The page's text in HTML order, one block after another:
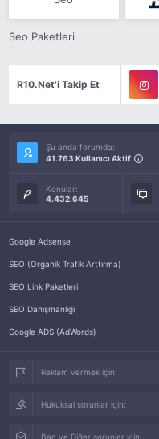
Seo Paketleri
R10.Net'i Takip Et
Şu anda forumda:
41.763 Kullanıcı Aktif
Konular:
4.432.645
Google Adsense
SEO (Organik Trafik Arttırma)
SEO Link Paketleri
SEO Danışmanlığı
Google ADS (AdWords)
Reklam vermek için:
Hukuksal sorunlar için:
Ban ve Diğer sorunlar için: